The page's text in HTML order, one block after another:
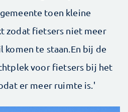
toen kleine
zodat fietsers niet meer
te staan.En bij de
voor fietsers bij het
er meer ruimte is.'